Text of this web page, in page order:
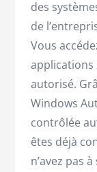
des
de
Vous
applications
autorisé.
Windows
contrôlée
êtes déjà
n’avez pas